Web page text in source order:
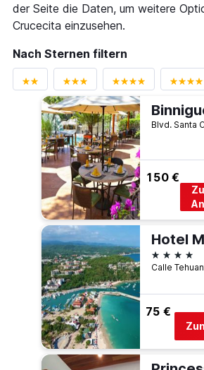
der Seite die Daten, um weitere
Crucecita einzusehen.
Nach Sternen filtern
150 €
4 Sterne
75 €